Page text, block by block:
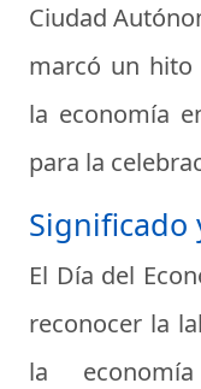
Ciudad
marcó un hito
la economía
para la
Significado
El Día del
reconocer la
la